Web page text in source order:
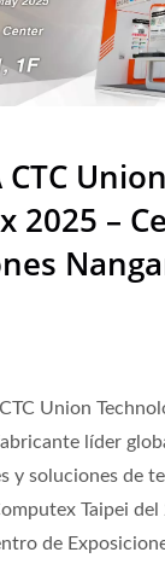
2025 –
Union
líder
y soluciones de
Taipei
de